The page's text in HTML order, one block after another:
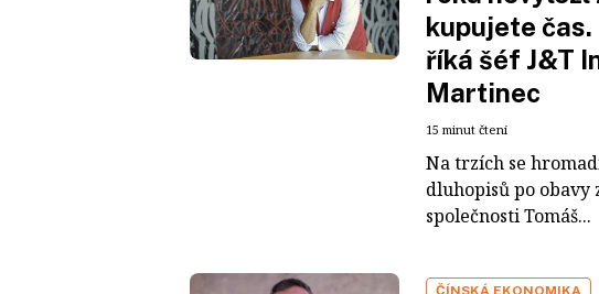
kupujete čas.
říká šéf J&T
Martinec
15 minut čtení
Na trzích se
dluhopisů po
společnosti Tomáš...
ČÍNSKÁ EKONOMIKA